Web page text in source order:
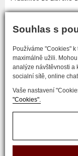
Souhlas s
Používáme "Cookies"
maximálně užili.
analýze návštěvnosti a
socialní sítě, online
Vaše nastavení
"Cookies".